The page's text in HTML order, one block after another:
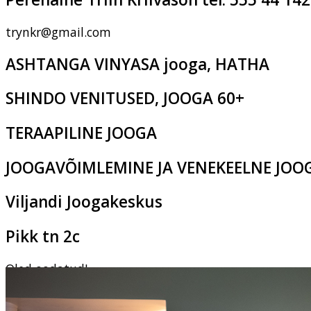
trynkr@gmail.com
ASHTANGA VINYASA jooga, HATHA
SHINDO VENITUSED, JOOGA 60+
TERAAPILINE JOOGA
JOOGAVÕIMLEMINE JA VENEKEELNE
Viljandi Joogakeskus
Pikk tn 2c
Oled oodatud!
‹ ›